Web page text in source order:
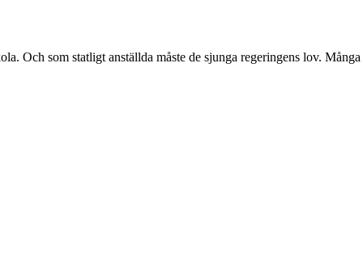
Och som statligt anställda måste de sjunga regeringens lov. Många